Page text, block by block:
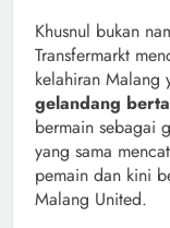
Khusnul bukan
Transfermarkt
kelahiran Malang
gelandang
bermain sebagai
yang sama
pemain dan kini
Malang United.